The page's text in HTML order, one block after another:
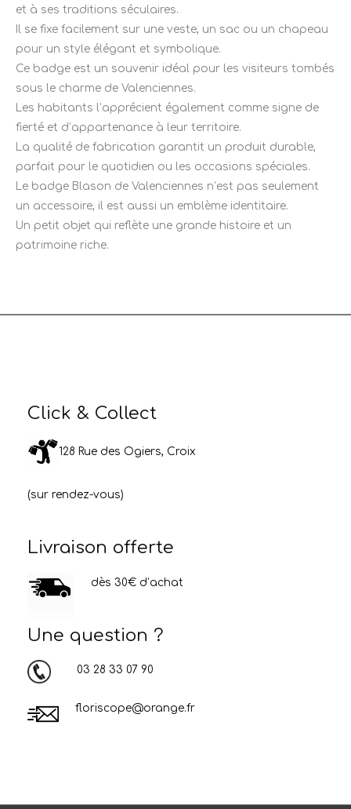
et à ses traditions séculaires.
Il se fixe facilement sur une veste, un sac ou un chapeau
pour un style élégant et symbolique.
Ce badge est un souvenir idéal pour les visiteurs tombés
sous le charme de Valenciennes.
Les habitants l’apprécient également comme signe de
fierté et d’appartenance à leur territoire.
La qualité de fabrication garantit un produit durable,
parfait pour le quotidien ou les occasions spéciales.
Le badge Blason de Valenciennes n’est pas seulement
un accessoire, il est aussi un emblème identitaire.
Un petit objet qui reflète une grande histoire et un
patrimoine riche.
Click & Collect
128 Rue des Ogiers, Croix
(sur rendez-vous)
Livraison offerte
dès 30€ d’achat
Une question ?
03 28 33 07 90
floriscope@orange.fr